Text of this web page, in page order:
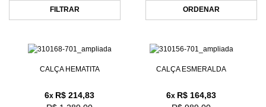
FILTRAR ORDENAR
CALÇA HEMATITA
6x R$ 214,83
CALÇA ESMERALDA
6x R$ 164,83